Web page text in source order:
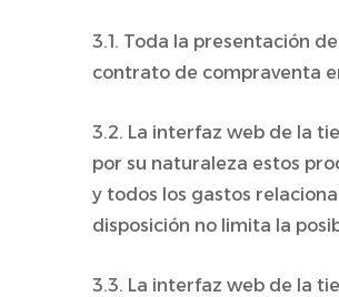
3.1. Toda la presentación
contrato de compraventa
3.2. La interfaz web de la
por su naturaleza estos
y todos los gastos
disposición no limita la
3.3. La interfaz web de la